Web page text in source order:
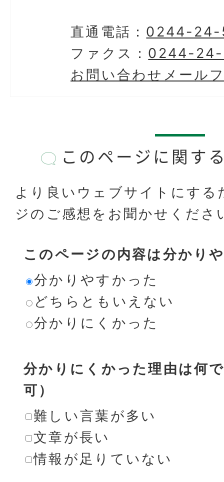
直通電話： 0244-
ファクス： 0244-
お問い合わせメール
このページに関す
より良いウェブサイトにする
ジのご感想をお聞かせくださ
このページの内容は分かり
分かりやすかった
どちらともいえない
分かりにくかった
分かりにくかった理由は何
可）
難しい言葉が多い
文章が長い
情報が足りていない